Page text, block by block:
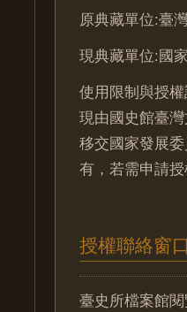
原典藏單位:臺
現典藏單位:國
使用限制與授
現由國史館臺
移交國家發展
有，若需申請
授權聯絡窗口
臺史所檔案館